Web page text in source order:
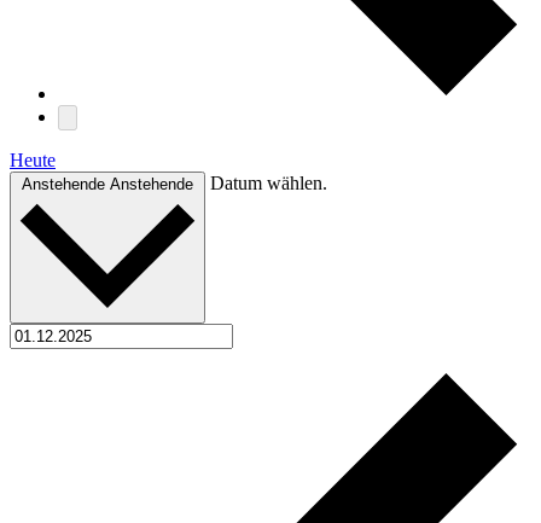
Heute
Anstehende Anstehende Datum wählen.